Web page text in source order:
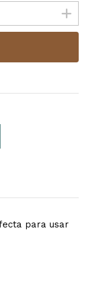
para usar